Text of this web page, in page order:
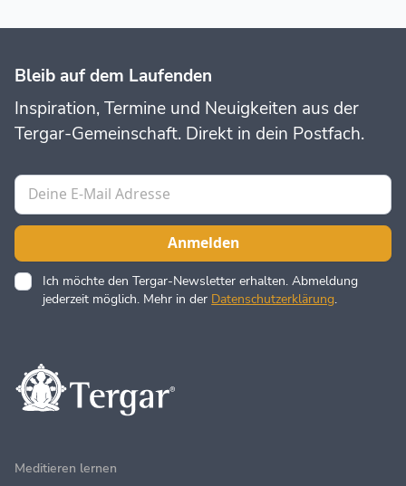
Bleib auf dem Laufenden
Inspiration, Termine und Neuigkeiten aus der
Tergar-Gemeinschaft. Direkt in dein Postfach.
Ich möchte den Tergar-Newsletter erhalten. Abmeldung
jederzeit möglich. Mehr in der Datenschutzerklärung.
Meditieren lernen